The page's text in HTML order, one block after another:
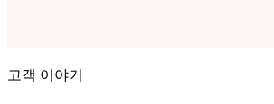
고객 이야기